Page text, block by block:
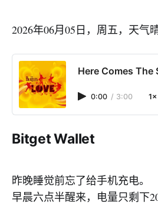
2026年06月05日，周五，天气晴
Here Comes The
0:00 / 3:00 1×
Bitget Wallet
昨晚睡觉前忘了给手机充电。
早晨六点半醒来，电量只剩下